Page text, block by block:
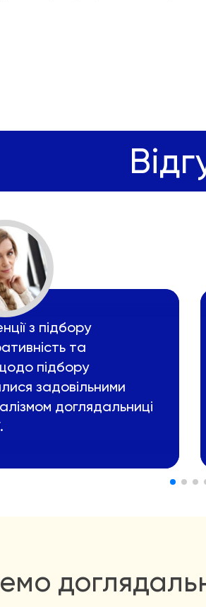
з підбору
та
щодо підбору
задовільними
доглядальниці